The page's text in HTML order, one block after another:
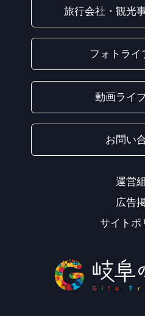
旅行会社・観光
フォトライ
動画ライ
お問い
運営
広告
サイトポ